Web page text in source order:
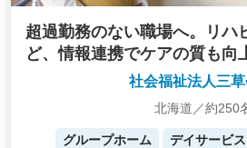
超過勤務のない職場へ。リハ
ど、情報連携でケアの質も向
社会福祉法人三
北海道／約250
グループホーム デイサービス